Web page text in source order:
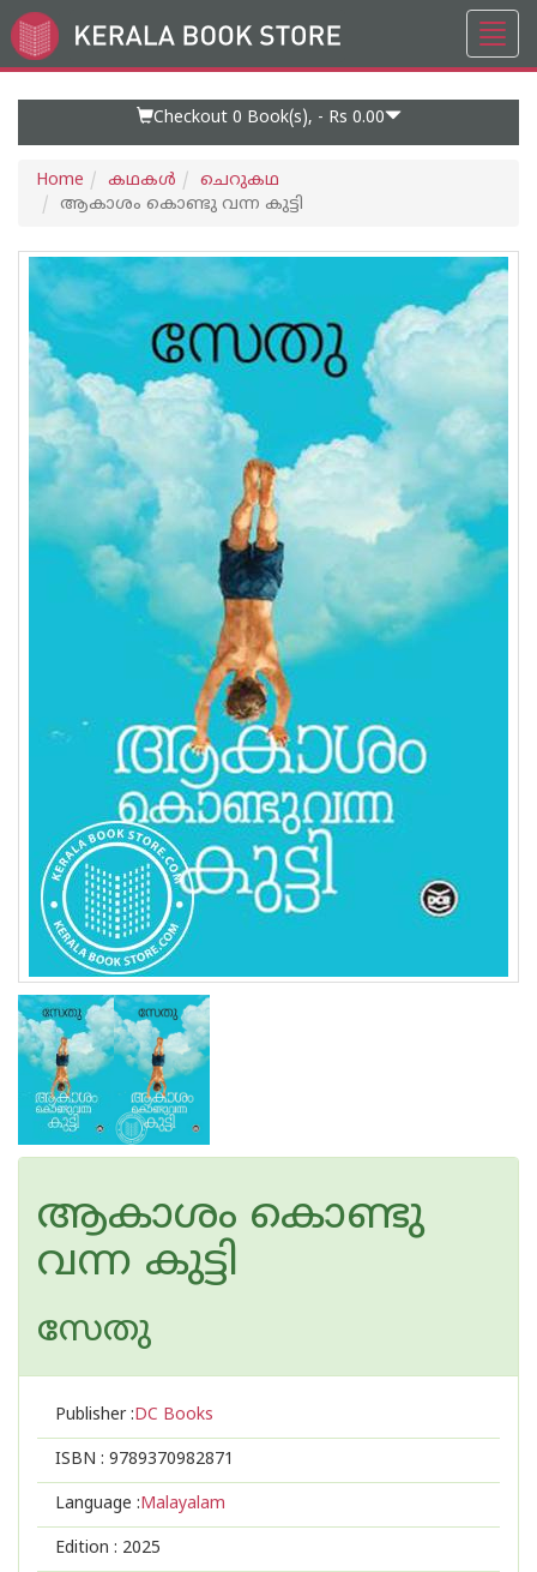
Go
to
Checkout 0 Book(s), - Rs 0.00
Home കഥകള്‍
ചെറുകഥ
ആകാശം കൊണ്ടു വന്ന കുട്ടി
ആകാശം കൊണ്ടു
വന്ന കുട്ടി
സേതു
Publisher :DC Books
ISBN : 9789370982871
Language :Malayalam
Edition : 2025